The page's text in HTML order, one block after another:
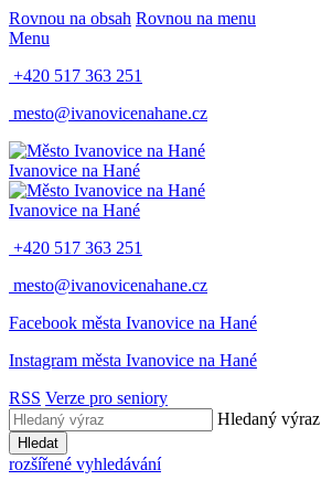
Rovnou na obsah Rovnou na menu
Menu
+420 517 363 251
mesto@ivanovicenahane.cz
Ivanovice na Hané
Ivanovice na Hané
+420 517 363 251
mesto@ivanovicenahane.cz
Facebook města Ivanovice na Hané
Instagram města Ivanovice na Hané
RSS Verze pro seniory
Hledaný výraz
Hledat
rozšířené vyhledávání